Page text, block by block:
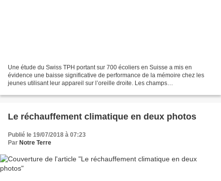
Une étude du Swiss TPH portant sur 700 écoliers en Suisse a mis en
évidence une baisse significative de performance de la mémoire chez les
jeunes utilisant leur appareil sur l’oreille droite. Les champs
Le réchauffement climatique en deux photos
Publié le 19/07/2018 à 07:23
Par Notre Terre